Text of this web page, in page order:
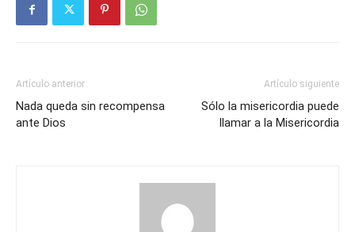
Artículo anterior
Nada queda sin recompensa
ante Dios
Artículo siguiente
Sólo la misericordia puede
llamar a la Misericordia